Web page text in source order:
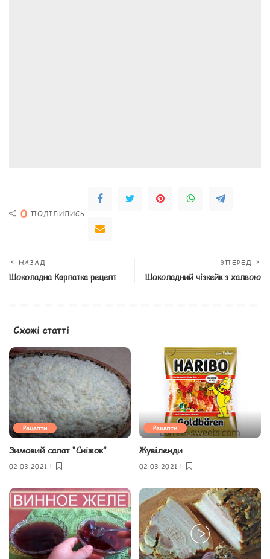
0 ПОДІЛИЛИСЬ
НАЗАД
Шоколадна Карпатка рецепт
ВПЕРЕД
Шоколадний чізкейк з халвою
Схожі статті
Рецепти
Зимовий салат “Сніжок”
02.03.2021
Рецепти
Жувіленди
02.03.2021